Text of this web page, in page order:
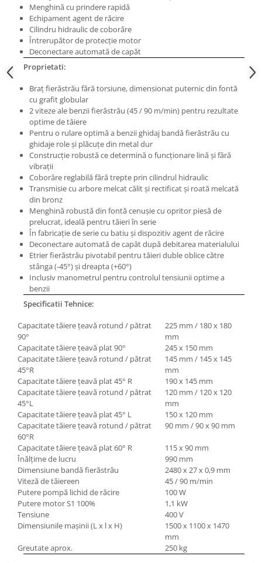
Masini pneumatice de filetat
Masini electrice de filetat
Exhaustor pentru aschii metal
Masini de gaurit cu talpa
magnetica
Instalatii de spalare a pieselor
Accesorii prelucrare metal
Universale de strung si accesorii
pentru strunguri
Falci pentru 3 bacuri PS3/ PO3
Falci pentru 4 bacuri PS4/ PO4
Flanșă
Fălcile pentru 3-bacuri DK11
Fălcile pentru 4-bacuri DK12
Mandrine independente
Mandrină cu 3 fălci din fontă
Mandrină cu 3 fălci din otel
Mandrină cu 4 fălci din fontă
Mandrină cu 4 fălci din otel
Seturi de unelte pentru strungarie
Instrumente de prindere
Dispozitive de prindere pentru
unelte
Elemente de prindere mecanică
Fălci pentru PHV / VHV
Menghine
Mese rotative / mese inclinabile /
Etape XY
Papusa mobila / con de centrare
Instrumente de masurare
Afisaj digital
Bloc ecartament, masurare și
testare
Dispozitiv de testare
Indicator cadran / Baze magnetice
Menghină cu prindere rapidă
Echipament agent de răcire
Cilindru hidraulic de coborâre
Întrerupător de protecţie motor
Deconectare automată de capăt
Proprietati:
Braţ fierăstrău fără torsiune, dimensionat puternic din fontă
cu grafit globular
2 viteze ale benzii fierăstrău (45 / 90 m/min) pentru rezultate
optime de tăiere
Pentru o rulare optimă a benzii ghidaj bandă fierăstrău cu
ghidaje role şi plăcuţe din metal dur
Construcţie robustă ce determină o funcţionare lină şi fără
vibraţii
Coborâre reglabilă fără trepte prin cilindrul hidraulic
Transmisie cu arbore melcat călit şi rectificat şi roată melcată
din bronz
Menghină robustă din fontă cenuşie cu opritor piesă de
prelucrat, ideală pentru tăieri în serie
În fabricaţie de serie cu batiu şi dispozitiv agent de răcire
Deconectare automată de capăt după debitarea materialului
Etrier fierăstrău pivotabil pentru tăieri duble oblice către
stânga (-45°) şi dreapta (+60°)
Inclusiv manometrul pentru controlul tensiunii optime a
benzii
Specificatii Tehnice:
Capacitate tăiere ţeavă rotund / pătrat
90°
225 mm / 180 x 180
mm
Capacitate tăiere ţeavă plat 90°
245 x 150 mm
Capacitate tăiere ţeavă rotund / pătrat
45°R
145 mm / 145 x 145
mm
Capacitate tăiere ţeavă plat 45° R
190 x 145 mm
Capacitate tăiere ţeavă rotund / pătrat
45°L
120 mm / 120 x 120
mm
Capacitate tăiere ţeavă plat 45° L
150 x 120 mm
Capacitate tăiere ţeavă rotund / pătrat
60°R
90 mm / 90 x 90 mm
Capacitate tăiere ţeavă plat 60° R
115 x 90 mm
Înălţime de lucru
990 mm
Dimensiune bandă fierăstrău
2480 x 27 x 0,9 mm
Viteză de tăiereen
45 / 90 m/min
Putere pompă lichid de răcire
100 W
Putere motorS1 100%
1,1 kW
Tensiune
400 V
Dimensiunile maşinii (L x l x H)
1500 x 1100 x 1470
mm
Greutate aprox.
250 kg